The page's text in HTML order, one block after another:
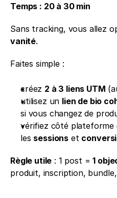
Temps : 20 à 30 min
Sans tracking, vous allez
vanité.
Faites simple :
créez 2 à 3 liens UTM
utilisez un lien de bio
si vous changez de
vérifiez côté plateforme
les sessions et
Règle utile : 1 post = 1
produit, inscription, bundle,